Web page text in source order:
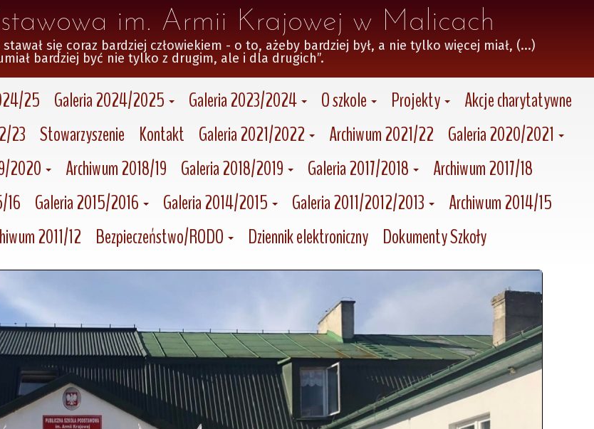
im. Armii Krajowej w Malicach
się coraz bardziej człowiekiem - o to, ażeby bardziej był, a nie tylko więcej miał, (...)
bardziej być nie tylko z drugim, ale i dla drugich”.
25 Galeria 2024/2025 Galeria 2023/2024 O szkole Projekty
Akcje charytatywne
23 Stowarzyszenie Kontakt Galeria 2021/2022 Archiwum 2021/22 Galeria 2020/2021
2020 Archiwum 2018/19 Galeria 2018/2019 Galeria 2017/2018
Archiwum 2017/18
16 Galeria 2015/2016 Galeria 2014/2015 Galeria 2011/2012/2013
Archiwum 2014/15
2011/12 Bezpieczeństwo/RODO Dziennik elektroniczny Dokumenty Szkoły